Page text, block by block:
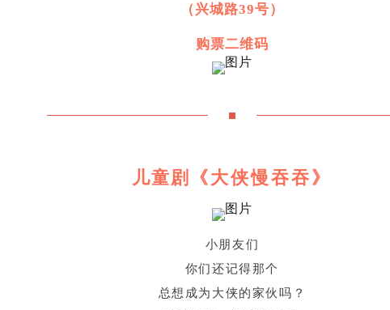
（兴城路39号）
购票二维码
儿童剧 《大侠慢吞吞》
小朋友们
你们还记得那个
总想成为大侠的家伙吗？